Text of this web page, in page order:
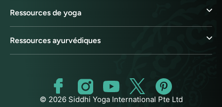
Ressources de yoga
Ressources ayurvédiques
© 2026 Siddhi Yoga International Pte Ltd